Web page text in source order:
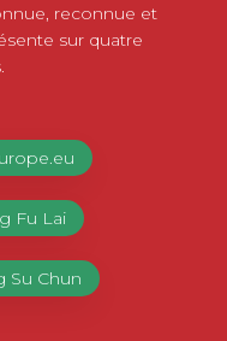
reconnue et
sur quatre
Fu Lai
Su Chun